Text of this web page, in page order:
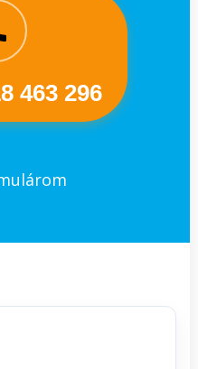
463 296